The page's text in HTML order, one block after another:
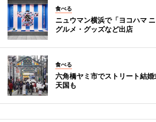
食べる
ニュウマン横浜で「ヨコハマ
グルメ・グッズなど出店
食べる
六角橋ヤミ市でストリート結
天国も